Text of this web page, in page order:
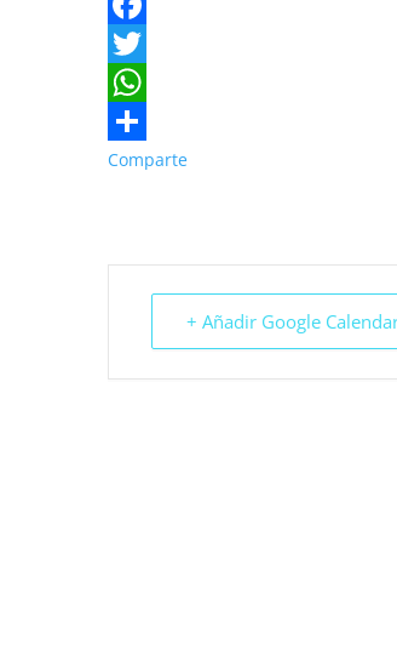
Facebook
Twitter
WhatsApp
Comparte
+ Añadir Google